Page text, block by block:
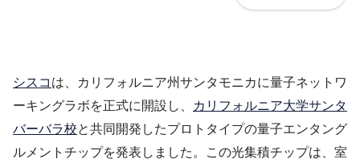
シスコ は、カリフォルニア州サンタモニカに量子ネットワ
ーキングラボを正式に開設し、
カリフォルニア大学サンタ
バーバラ校と共同開発したプロトタイプの量子エンタング
ルメントチップを発表しました。この光集積チップは、室